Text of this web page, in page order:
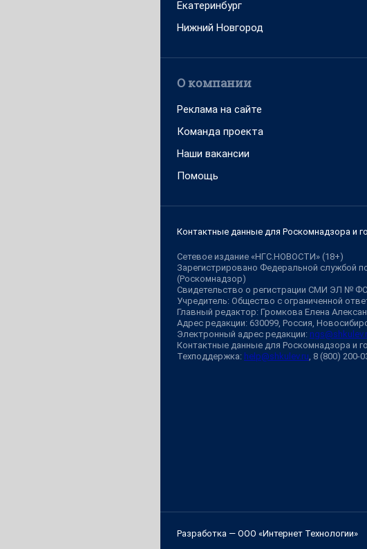
Екатеринбург
Нижний Новгород
О компании
Реклама на сайте
Команда проекта
Наши вакансии
Помощь
Контактные данные для Роскомнадзора и
Сетевое издание «НГС.НОВОСТИ» (18+)
Зарегистрировано Федеральной службой
(Роскомнадзор)
Свидетельство о регистрации СМИ ЭЛ №
Учредитель: Общество с ограниченной
Главный редактор: Громкова Елена
Адрес редакции: 630099, Россия,
Электронный адрес редакции:
Контактные данные для Роскомнадзора и
Техподдержка: help@shkulev.ru, 8 (800) 200-
Разработка — ООО «Интернет Технологии»